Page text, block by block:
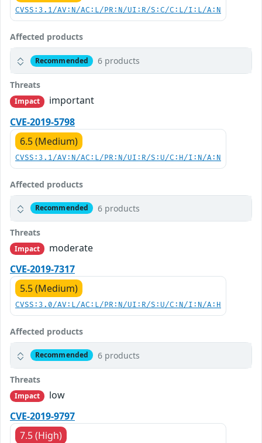
CVSS:3.1/AV:N/AC:L/PR:N/UI:R/S:C/C:L/I:L/A:N
Affected products
Recommended 6 products
Threats
Impact
important
CVE-2019-5798
6.5 (Medium)
CVSS:3.1/AV:N/AC:L/PR:N/UI:R/S:U/C:H/I:N/A:N
Affected products
Recommended 6 products
Threats
Impact
moderate
CVE-2019-7317
5.5 (Medium)
CVSS:3.0/AV:L/AC:L/PR:N/UI:R/S:U/C:N/I:N/A:H
Affected products
Recommended 6 products
Threats
Impact
low
CVE-2019-9797
7.5 (High)